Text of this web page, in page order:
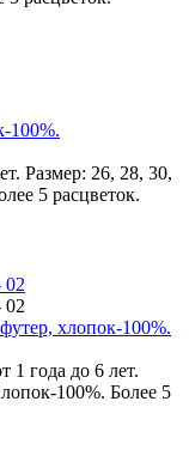
100%.
Размер: 26, 28, 30,
5 расцветок.
хлопок-100%.
1 года до 6 лет.
100%. Более 5